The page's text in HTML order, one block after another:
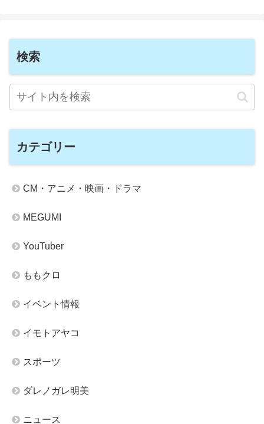
検索
カテゴリー
CM・アニメ・映画・ドラマ
MEGUMI
YouTuber
ももクロ
イベント情報
イモトアヤコ
スポーツ
ダレノガレ明美
ニュース